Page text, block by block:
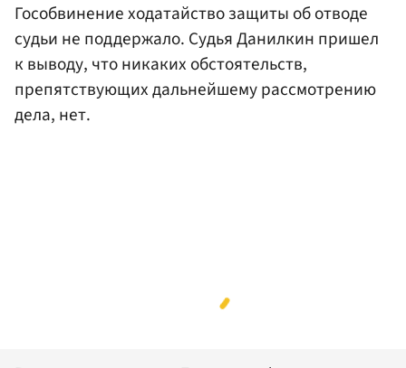
Гособвинение ходатайство защиты об отводе
судьи не поддержало. Судья Данилкин пришел
к выводу, что никаких обстоятельств,
препятствующих дальнейшему рассмотрению
дела, нет.